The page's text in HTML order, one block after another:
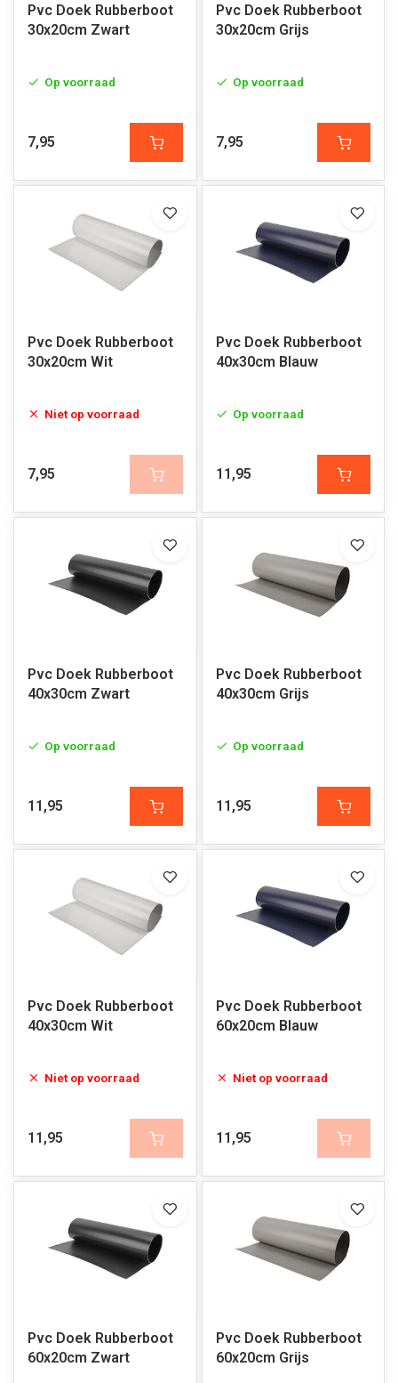
Pvc Doek Rubberboot
30x20cm Zwart
Op voorraad
7,95
Pvc Doek Rubberboot
30x20cm Grijs
Op voorraad
7,95
Pvc Doek Rubberboot
30x20cm Wit
Niet op voorraad
7,95
Pvc Doek Rubberboot
40x30cm Blauw
Op voorraad
11,95
Pvc Doek Rubberboot
40x30cm Zwart
Op voorraad
11,95
Pvc Doek Rubberboot
40x30cm Grijs
Op voorraad
11,95
Pvc Doek Rubberboot
40x30cm Wit
Niet op voorraad
11,95
Pvc Doek Rubberboot
60x20cm Blauw
Niet op voorraad
11,95
Pvc Doek Rubberboot
60x20cm Zwart
Pvc Doek Rubberboot
60x20cm Grijs